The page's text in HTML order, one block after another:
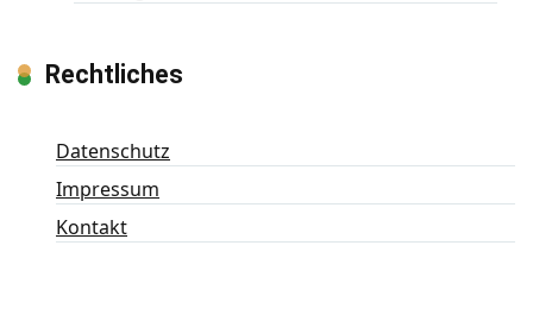
Rechtliches
Datenschutz
Impressum
Kontakt